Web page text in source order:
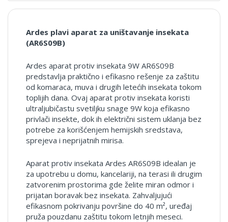
Ardes plavi aparat za uništavanje insekata
(AR6S09B)
Ardes aparat protiv insekata 9W AR6S09B
predstavlja praktično i efikasno rešenje za zaštitu
od komaraca, muva i drugih letećih insekata tokom
toplijih dana. Ovaj aparat protiv insekata koristi
ultraljubičastu svetiljku snage 9W koja efikasno
privlači insekte, dok ih električni sistem uklanja bez
potrebe za korišćenjem hemijskih sredstava,
sprejeva i neprijatnih mirisa.
Aparat protiv insekata Ardes AR6S09B idealan je
za upotrebu u domu, kancelariji, na terasi ili drugim
zatvorenim prostorima gde želite miran odmor i
prijatan boravak bez insekata. Zahvaljujući
efikasnom pokrivanju površine do 40 m², uređaj
pruža pouzdanu zaštitu tokom letnjih meseci.